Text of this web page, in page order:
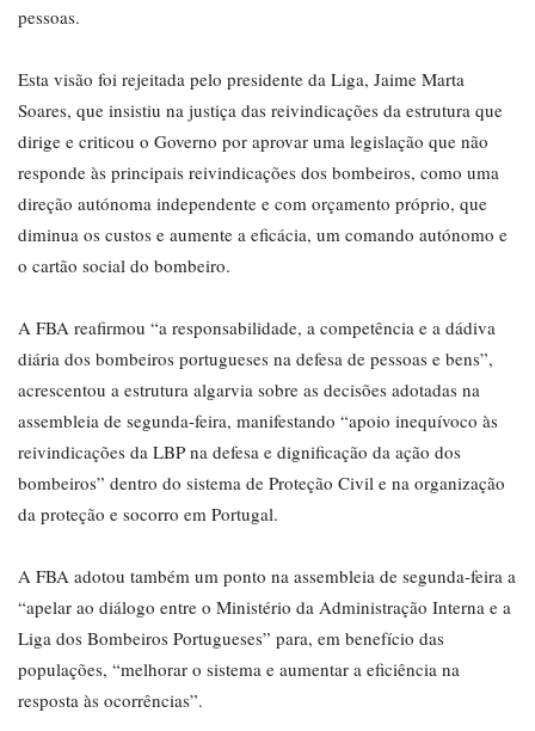
pessoas.
Esta visão foi rejeitada pelo presidente da Liga, Jaime Marta
Soares, que insistiu na justiça das reivindicações da estrutura que
dirige e criticou o Governo por aprovar uma legislação que não
responde às principais reivindicações dos bombeiros, como uma
direção autónoma independente e com orçamento próprio, que
diminua os custos e aumente a eficácia, um comando autónomo e
o cartão social do bombeiro.
A FBA reafirmou “a responsabilidade, a competência e a dádiva
diária dos bombeiros portugueses na defesa de pessoas e bens”,
acrescentou a estrutura algarvia sobre as decisões adotadas na
assembleia de segunda-feira, manifestando “apoio inequívoco às
reivindicações da LBP na defesa e dignificação da ação dos
bombeiros” dentro do sistema de Proteção Civil e na organização
da proteção e socorro em Portugal.
A FBA adotou também um ponto na assembleia de segunda-feira a
“apelar ao diálogo entre o Ministério da Administração Interna e a
Liga dos Bombeiros Portugueses” para, em benefício das
populações, “melhorar o sistema e aumentar a eficiência na
resposta às ocorrências”.